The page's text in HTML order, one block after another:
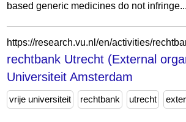
based generic medicines do not infringe...
rechtbank Utrecht (External
Universiteit Amsterdam
vrije universiteit rechtbank utrecht